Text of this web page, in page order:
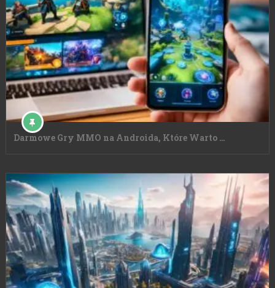
Darmowe Gry MMO na Androida, Które Warto …